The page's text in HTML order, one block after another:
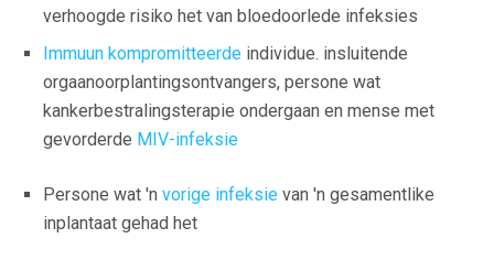
verhoogde risiko het van bloedoorlede infeksies
Immuun kompromitteerde individue. insluitende
orgaanoorplantingsontvangers, persone wat
kankerbestralingsterapie ondergaan en mense met
gevorderde MIV-infeksie
Persone wat 'n vorige infeksie van 'n gesamentlike
inplantaat gehad het